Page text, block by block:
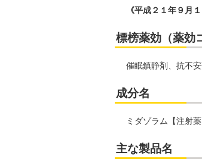
《平成２１年９月
標榜薬効（薬効
催眠鎮静剤、抗不安
成分名
ミダゾラム【注射薬
主な製品名